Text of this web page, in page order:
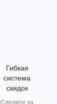
Гибкая
система
скидок